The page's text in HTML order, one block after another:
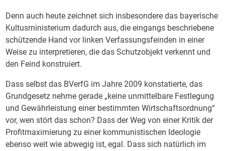
Denn auch heute zeichnet sich insbesondere das bayerische
Kultusministerium dadurch aus, die eingangs beschriebene
schützende Hand vor linken Verfassungsfeinden in einer
Weise zu interpretieren, die das Schutzobjekt verkennt und
den Feind konstruiert.
Dass selbst das BVerfG im Jahre 2009 konstatierte, das
Grundgesetz nehme gerade „keine unmittelbare Festlegung
und Gewährleistung einer bestimmten Wirtschaftsordnung“
vor, wen stört das schon? Dass der Weg von einer Kritik der
Profitmaximierung zu einer kommunistischen Ideologie
ebenso weit wie abwegig ist, egal. Dass sich natürlich im